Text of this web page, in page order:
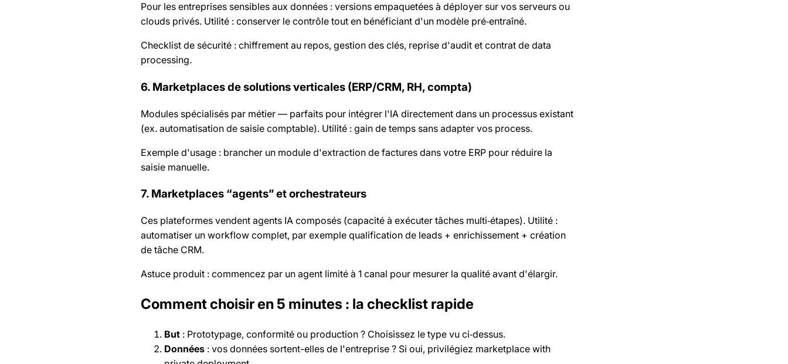
Pour les entreprises sensibles aux données : versions empaquetées à déployer sur vos serveurs ou
clouds privés. Utilité : conserver le contrôle tout en bénéficiant d'un modèle pré‑entraîné.
Checklist de sécurité : chiffrement au repos, gestion des clés, reprise d'audit et contrat de data
processing.
6. Marketplaces de solutions verticales (ERP/CRM, RH, compta)
Modules spécialisés par métier — parfaits pour intégrer l'IA directement dans un processus existant
(ex. automatisation de saisie comptable). Utilité : gain de temps sans adapter vos process.
Exemple d'usage : brancher un module d'extraction de factures dans votre ERP pour réduire la
saisie manuelle.
7. Marketplaces “agents” et orchestrateurs
Ces plateformes vendent agents IA composés (capacité à exécuter tâches multi‑étapes). Utilité :
automatiser un workflow complet, par exemple qualification de leads + enrichissement + création
de tâche CRM.
Astuce produit : commencez par un agent limité à 1 canal pour mesurer la qualité avant d'élargir.
Comment choisir en 5 minutes : la checklist rapide
But : Prototypage, conformité ou production ? Choisissez le type vu ci‑dessus.
Données : vos données sortent-elles de l'entreprise ? Si oui, privilégiez marketplace with